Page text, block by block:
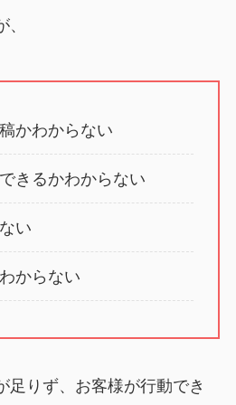
かわからない
きるかわからない
い
からない
足りず、お客様が行動でき